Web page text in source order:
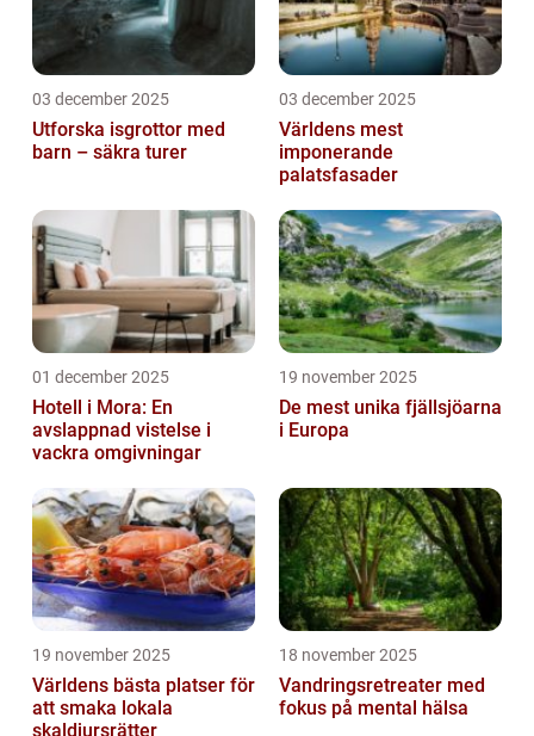
03 december 2025
Utforska isgrottor med
barn – säkra turer
03 december 2025
Världens mest
imponerande
palatsfasader
01 december 2025
Hotell i Mora: En
avslappnad vistelse i
vackra omgivningar
19 november 2025
De mest unika fjällsjöarna
i Europa
19 november 2025
Världens bästa platser för
att smaka lokala
skaldjursrätter
18 november 2025
Vandringsretreater med
fokus på mental hälsa